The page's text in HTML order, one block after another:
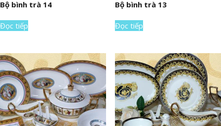
Bộ bình trà 14
Đọc tiếp
Bộ bình trà 13
Đọc tiếp